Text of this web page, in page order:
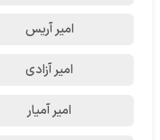
امیر آریس
امیر آزادی
امیر آمیار